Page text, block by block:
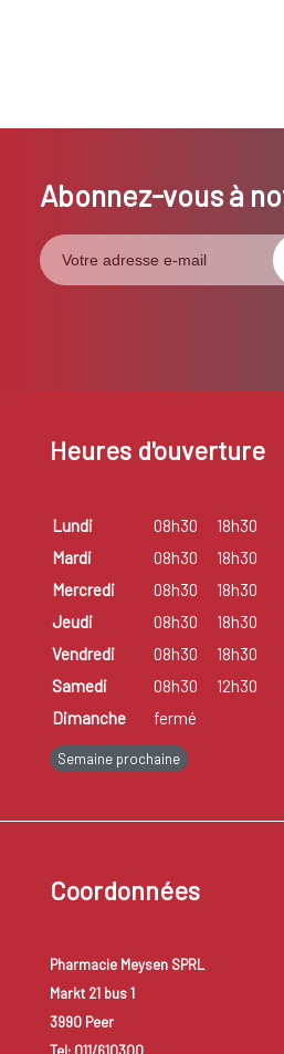
Abonnez-vous à
Heures d'ouverture
Lundi 08h30
18h30
Mardi
08h30
18h30
Mercredi
08h30
18h30
Jeudi
08h30
18h30
Vendredi
08h30
18h30
Samedi
08h30
12h30
Dimanche
fermé
Semaine prochaine
Coordonnées
Pharmacie Meysen SPRL
Markt 21 bus 1
3990 Peer